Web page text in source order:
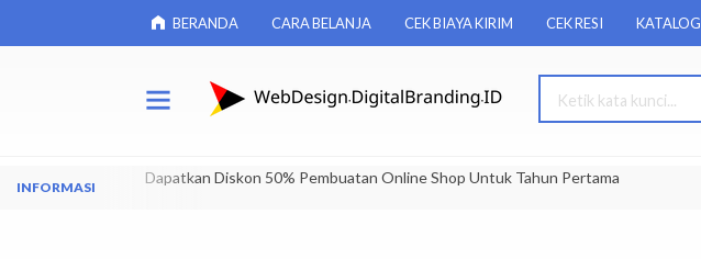
BERANDA CARA BELANJA CEK BIAYA KIRIM CEK RESI KATALOG
Dapatkan Diskon 50% Pembuatan Online Shop Untuk Tahun Pertama